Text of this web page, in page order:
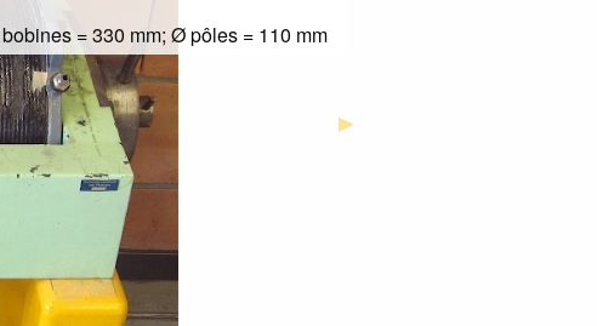
Next Slide
▶︎
= 330 mm; Ø pôles = 110 mm